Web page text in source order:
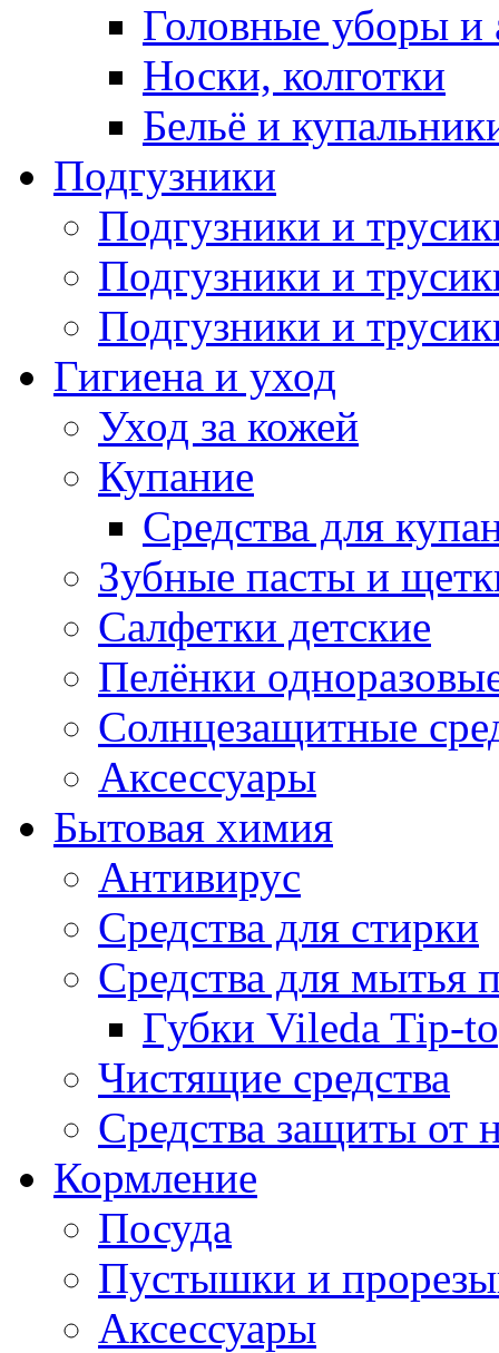
Головные уборы и
Носки, колготки
Бельё и
Подгузники
Подгузники и
Подгузники и
Подгузники и
Гигиена и уход
Уход за кожей
Купание
Средства для
Зубные пасты и
Салфетки детские
Пелёнки
Солнцезащитные
Аксессуары
Бытовая химия
Антивирус
Средства для стирки
Средства для мытья
Губки Vileda Tip-
Чистящие средства
Средства защиты от
Кормление
Посуда
Пустышки и
Аксессуары